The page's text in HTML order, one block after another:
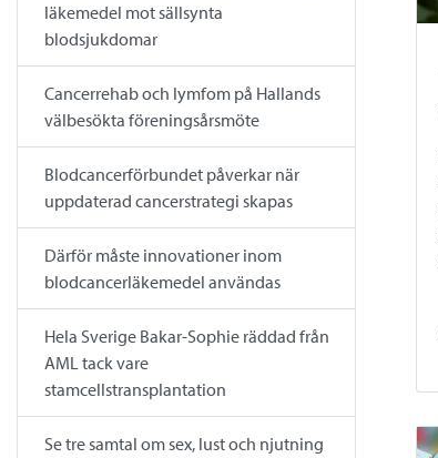
läkemedel mot sällsynta
blodsjukdomar
Cancerrehab och lymfom på Hallands
välbesökta föreningsårsmöte
Blodcancerförbundet påverkar när
uppdaterad cancerstrategi skapas
Därför måste innovationer inom
blodcancerläkemedel användas
Hela Sverige Bakar-Sophie räddad från
AML tack vare
stamcellstransplantation
Se tre samtal om sex, lust och njutning